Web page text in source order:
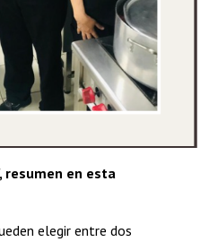
resumen en esta
elegir entre dos